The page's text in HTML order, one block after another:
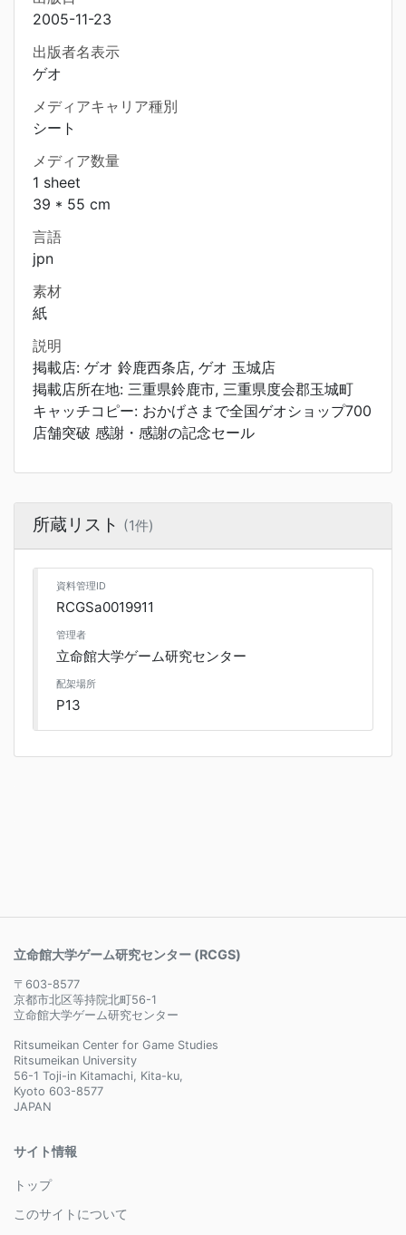
2005-11-23
出版者名表示
ゲオ
メディアキャリア種別
シート
メディア数量
1 sheet
39 * 55 cm
言語
jpn
素材
紙
説明
掲載店: ゲオ 鈴鹿西条店, ゲオ 玉城店
掲載店所在地: 三重県鈴鹿市, 三重県度会郡玉城町
キャッチコピー: おかげさまで全国ゲオショップ700
店舗突破 感謝・感謝の記念セール
所蔵リスト (1件)
資料管理ID
RCGSa0019911
管理者
立命館大学ゲーム研究センター
配架場所
P13
立命館大学ゲーム研究センター (RCGS)
〒603-8577
京都市北区等持院北町56-1
立命館大学ゲーム研究センター
Ritsumeikan Center for Game Studies
Ritsumeikan University
56-1 Toji-in Kitamachi, Kita-ku,
Kyoto 603-8577
JAPAN
サイト情報
トップ
このサイトについて